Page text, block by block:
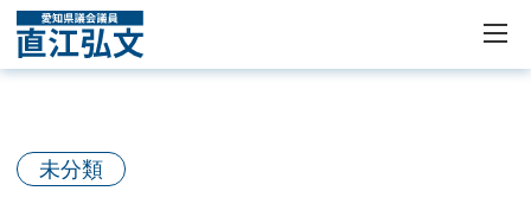
未分類